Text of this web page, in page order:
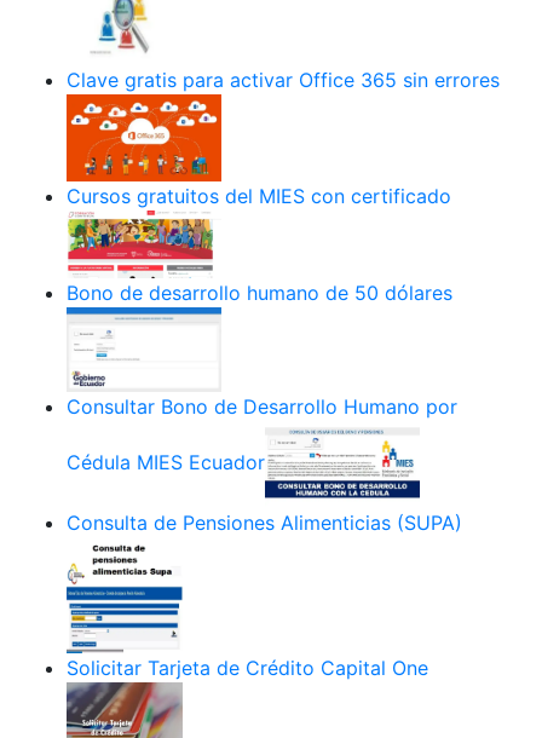
Clave gratis para activar Office 365 sin errores
Cursos gratuitos del MIES con certificado
Bono de desarrollo humano de 50 dólares
Consultar Bono de Desarrollo Humano por
Cédula MIES Ecuador
Consulta de Pensiones Alimenticias (SUPA)
Solicitar Tarjeta de Crédito Capital One